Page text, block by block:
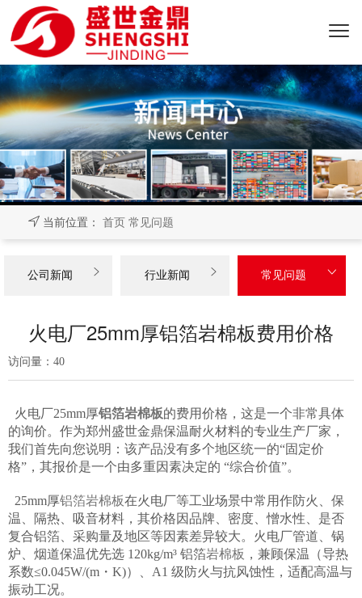
当前位置： 首页 常见问题
公司新闻  行业新闻  常见问题 
火电厂25mm厚铝箔岩棉板费用价格
访问量： 40
火电厂25mm厚铝箔岩棉板的费用价格，这是一个非常具体
的询价。作为郑州盛世金鼎保温耐火材料的专业生产厂家，
我们首先向您说明：该产品没有多个地区统一的“固定价
格”，其报价是一个由多重因素决定的 “综合价值”。
25mm厚铝箔岩棉板在火电厂等工业场景中常用作防火、保
温、隔热、吸音材料，其价格因品牌、密度、憎水性、是否
复合铝箔、采购量及地区等因素差异较大。火电厂管道、锅
炉、烟道保温优先选 120kg/m³ 铝箔岩棉板 ，兼顾保温（导热
系数≤0.045W/(m・K)）、A1 级防火与抗风蚀性，适配高温与
振动工况。